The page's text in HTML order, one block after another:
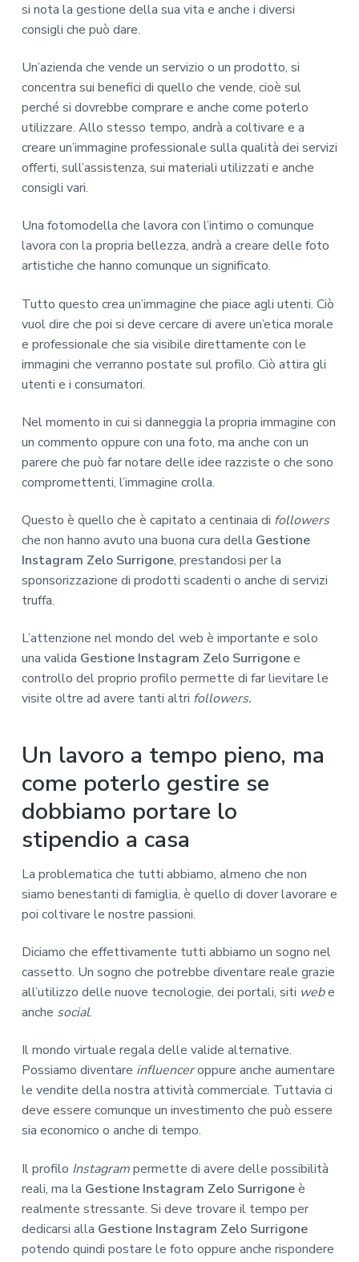
si nota la gestione della sua vita e anche i diversi
consigli che può dare.
Un’azienda che vende un servizio o un prodotto, si
concentra sui benefici di quello che vende, cioè sul
perché si dovrebbe comprare e anche come poterlo
utilizzare. Allo stesso tempo, andrà a coltivare e a
creare un’immagine professionale sulla qualità dei servizi
offerti, sull’assistenza, sui materiali utilizzati e anche
consigli vari.
Una fotomodella che lavora con l’intimo o comunque
lavora con la propria bellezza, andrà a creare delle foto
artistiche che hanno comunque un significato.
Tutto questo crea un’immagine che piace agli utenti. Ciò
vuol dire che poi si deve cercare di avere un’etica morale
e professionale che sia visibile direttamente con le
immagini che verranno postate sul profilo. Ciò attira gli
utenti e i consumatori.
Nel momento in cui si danneggia la propria immagine con
un commento oppure con una foto, ma anche con un
parere che può far notare delle idee razziste o che sono
compromettenti, l’immagine crolla.
Questo è quello che è capitato a centinaia di followers
che non hanno avuto una buona cura della Gestione
Instagram Zelo Surrigone, prestandosi per la
sponsorizzazione di prodotti scadenti o anche di servizi
truffa.
L’attenzione nel mondo del web è importante e solo
una valida Gestione Instagram Zelo Surrigonee
controllo del proprio profilo permette di far lievitare le
visite oltre ad avere tanti altri followers.
Un lavoro a tempo pieno, ma
come poterlo gestire se
dobbiamo portare lo
stipendio a casa
La problematica che tutti abbiamo, almeno che non
siamo benestanti di famiglia, è quello di dover lavorare e
poi coltivare le nostre passioni.
Diciamo che effettivamente tutti abbiamo un sogno nel
cassetto. Un sogno che potrebbe diventare reale grazie
all’utilizzo delle nuove tecnologie, dei portali, siti webe
anche social.
Il mondo virtuale regala delle valide alternative.
Possiamo diventare influenceroppure anche aumentare
le vendite della nostra attività commerciale. Tuttavia ci
deve essere comunque un investimento che può essere
sia economico o anche di tempo.
Il profilo Instagrampermette di avere delle possibilità
reali, ma la Gestione Instagram Zelo Surrigoneè
realmente stressante. Si deve trovare il tempo per
dedicarsi alla Gestione Instagram Zelo Surrigone
potendo quindi postare le foto oppure anche rispondere